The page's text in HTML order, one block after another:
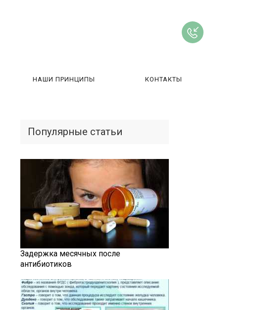
НАШИ ПРИНЦИПЫ КОНТАКТЫ
Популярные статьи
Задержка месячных после
антибиотиков